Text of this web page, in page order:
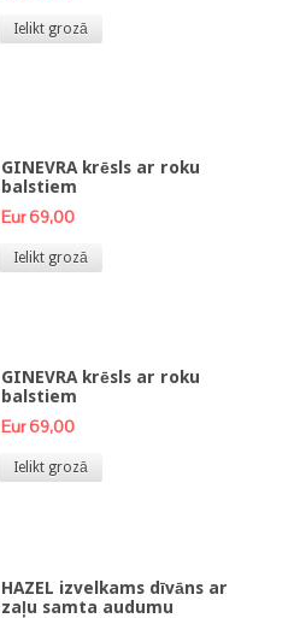
Ielikt grozā
GINEVRA krēsls ar roku
balstiem
Eur 69,00
Ielikt grozā
GINEVRA krēsls ar roku
balstiem
Eur 69,00
Ielikt grozā
HAZEL izvelkams dīvāns ar
zaļu samta audumu